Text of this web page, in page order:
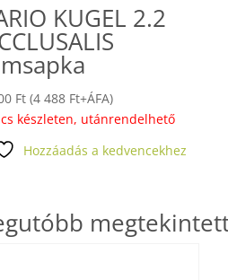
KUGEL 2.2
Ft (4 488 Ft+ÁFA)
készleten, utánrendelhető
Hozzáadás a kedvencekhez